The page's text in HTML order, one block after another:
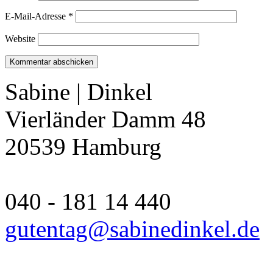
E-Mail-Adresse *
Website
Sabine | Dinkel
Vierländer Damm 48
20539 Hamburg
040 - 181 14 440
gutentag@sabinedinkel.de